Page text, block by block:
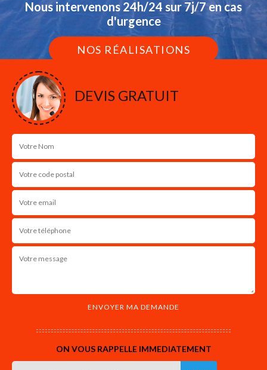
Nous intervenons 24h/24 sur 7j/7 en cas
d'urgence
NOS RÉALISATIONS
DEVIS GRATUIT
ON VOUS RAPPELLE IMMEDIATEMENT